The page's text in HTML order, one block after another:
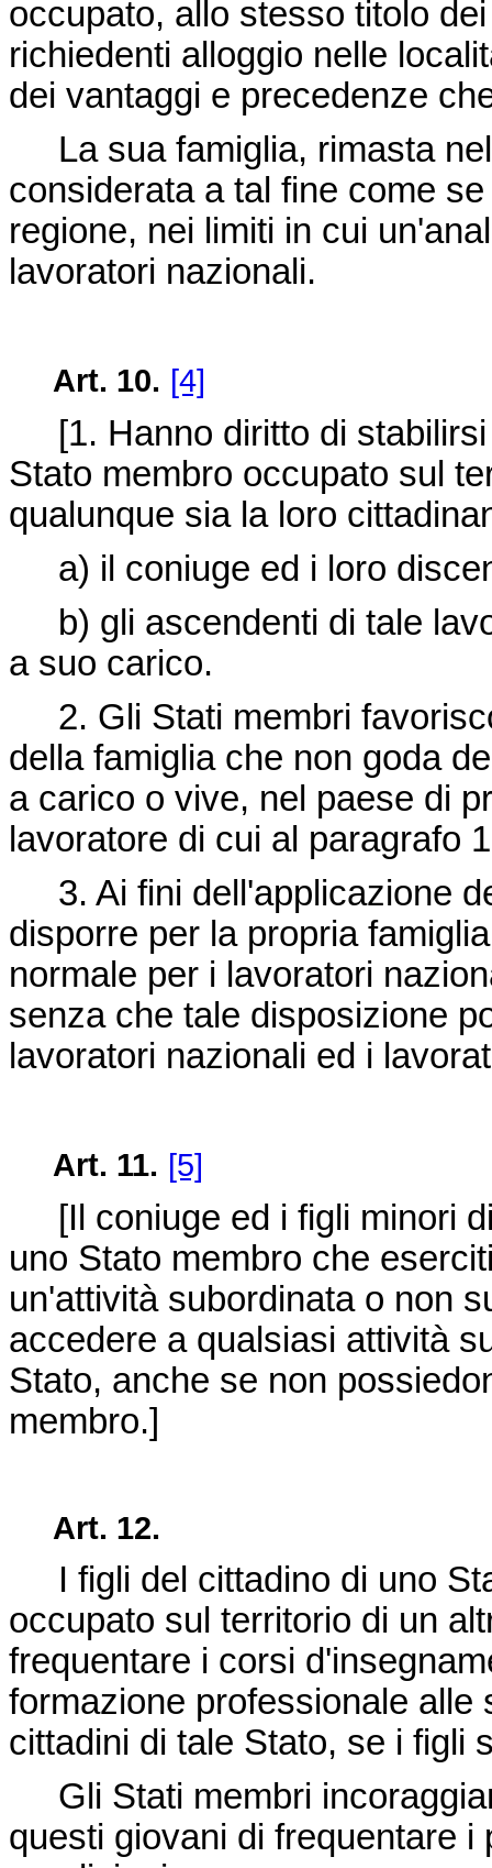
occupato, allo stesso titolo
richiedenti alloggio nelle
dei vantaggi e precedenze
La sua famiglia, rimasta
considerata a tal fine come
regione, nei limiti in cui
lavoratori nazionali.
Art. 10. [4]
[1. Hanno diritto di stabilirsi
Stato membro occupato sul
qualunque sia la loro
a) il coniuge ed i loro
b) gli ascendenti di tale
a suo carico.
2. Gli Stati membri
della famiglia che non goda
a carico o vive, nel paese di
lavoratore di cui al paragrafo
3. Ai fini dell'applicazione
disporre per la propria
normale per i lavoratori
senza che tale disposizione
lavoratori nazionali ed i
Art. 11. [5]
[Il coniuge ed i figli minori
uno Stato membro che
un'attività subordinata o non
accedere a qualsiasi attività
Stato, anche se non
membro.]
Art. 12.
I figli del cittadino di uno
occupato sul territorio di un
frequentare i corsi
formazione professionale
cittadini di tale Stato, se i figli
Gli Stati membri
questi giovani di frequentare